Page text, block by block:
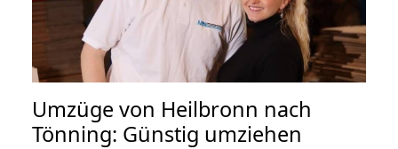
Umzüge von Heilbronn nach
Tönning: Günstig umziehen